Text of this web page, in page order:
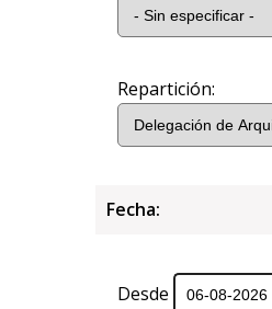
Repartición:
Fecha:
Desde